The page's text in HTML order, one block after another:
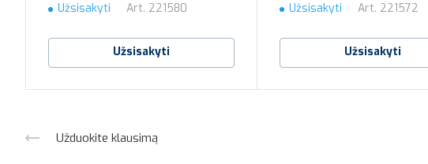
Užsisakyti Art. 221580
Užsisakyti
Užsisakyti Art. 221572
Užsisakyti
Užduokite klausimą